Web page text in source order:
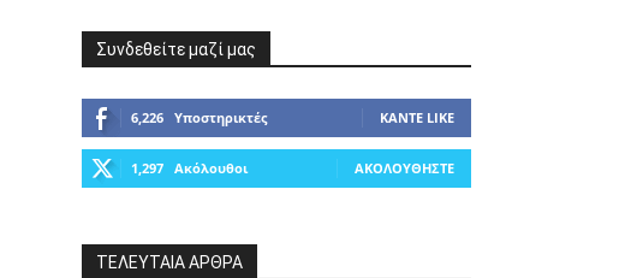
Συνδεθείτε μαζί μας
6,226 Υποστηρικτές ΚΆΝΤΕ LIKE
1,297 Ακόλουθοι ΑΚΟΛΟΥΘΉΣΤΕ
ΤΕΛΕΥΤΑΙΑ ΑΡΘΡΑ